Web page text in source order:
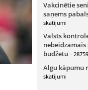
Vakcinētie
saņems
skatījumi
Valsts
budžetu -
Algu kāpumu
skatījumi